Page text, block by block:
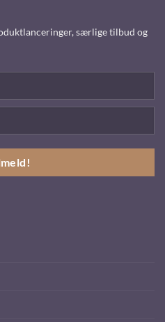
særlige tilbud og